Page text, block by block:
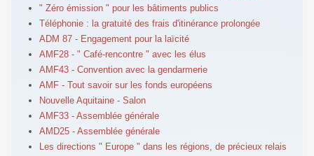
" Zéro émission " pour les bâtiments publics
Téléphonie : la gratuité des frais d'itinérance prolongée
ADM 87 - Engagement pour la laïcité
AMF28 - " Café-rencontre " avec les élus
AMF43 - Convention avec la gendarmerie
AMF - Tout savoir sur les fonds européens
Nouvelle Aquitaine - Salon
AMF33 - Assemblée générale
AMD25 - Assemblée générale
Les directions " Europe " dans les régions, de précieux relais